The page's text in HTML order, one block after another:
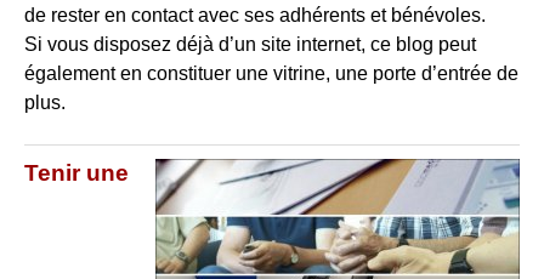
de rester en contact avec ses adhérents et bénévoles.
Si vous disposez déjà d’un site internet, ce blog peut
également en constituer une vitrine, une porte d’entrée de
plus.
Tenir une